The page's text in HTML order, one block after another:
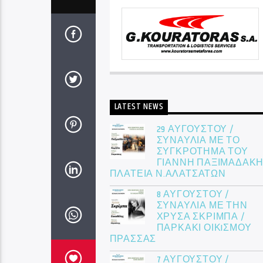
LATEST NEWS
29 ΑΥΓΟΥΣΤΟΥ /
ΣΥΝΑΥΛΙΑ ΜΕ ΤΟ
ΣΥΓΚΡΟΤΗΜΑ ΤΟΥ
ΓΙΑΝΝΗ
ΠΛΑΤΕΙΑ Ν.ΑΛΑΤΣΑΤΩΝ
8 ΑΥΓΟΥΣΤΟΥ /
ΣΥΝΑΥΛΙΑ ΜΕ ΤΗΝ
ΧΡΥΣΑ ΣΚΡΙΜΠΑ /
ΠΑΡΚΑΚΙ ΟΙΚIΣΜΟΥ
ΠΡΑΣΣΑΣ
7 ΑΥΓΟΥΣΤΟΥ /